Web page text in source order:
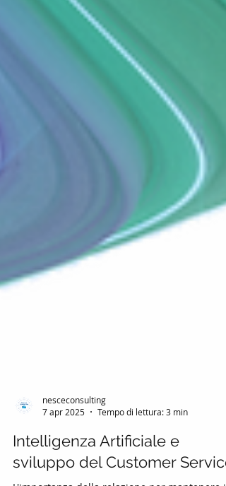
nesceconsulting
7 apr 2025
Tempo di lettura: 3 min
Intelligenza Artificiale e